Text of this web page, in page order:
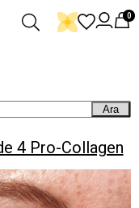
0
Ara
4 Pro-Collagen